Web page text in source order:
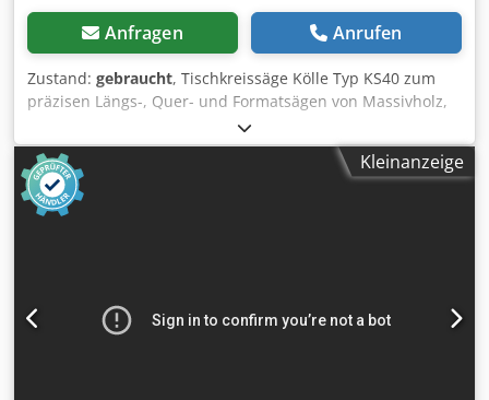
Anfragen Anrufen
Zustand: gebraucht, Tischkreissäge Kölle Typ KS40 zum
präzisen Längs-, Quer- und Formatsägen von Massivholz,
Plattenwerkstoffen und Holzprofilen. Die robuste schwere
Maschinenkonstruktion mit schwenkbarem Sägeaggregat,
Vorritzer und Vorschubapparat Wegoma Typ VS48K eignet
sich besonders für Schreinereien, Zimmereien und den
vielseitigen Werkstatteinsatz. Technische Daten: -
Kleinanzeige